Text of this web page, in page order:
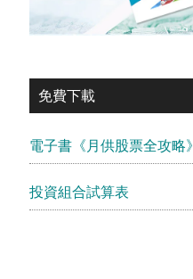
免費下載
電子書《月供股票全攻略》
投資組合試算表